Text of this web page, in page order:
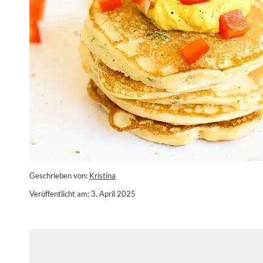
Geschrieben von: Kristina
Veröffentlicht am: 3. April 2025